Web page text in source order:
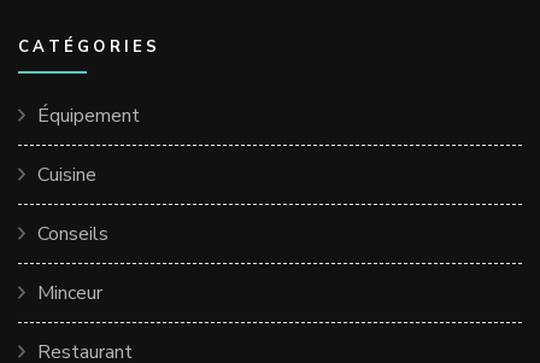
CATÉGORIES
Équipement
Cuisine
Conseils
Minceur
Restaurant